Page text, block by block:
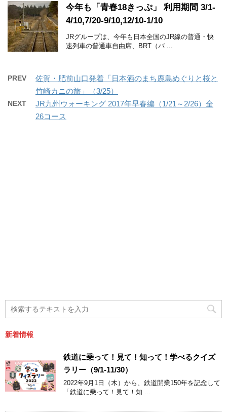
今年も「青春18きっぷ」 利用期間 3/1-
4/10,7/20-9/10,12/10-1/10
JRグループは、今年も日本全国のJR線の普通・快
速列車の普通車自由席、BRT（バ ...
PREV
佐賀・肥前山口発着「日本酒のまち鹿島めぐりと桜と
竹崎カニの旅」（3/25）
NEXT
JR九州ウォーキング 2017年早春編（1/21～2/26）全
26コース
新着情報
鉄道に乗って！見て！知って！学べるクイズ
ラリー（9/1-11/30）
2022年9月1日（木）から、鉄道開業150年を記念して
「鉄道に乗って！見て！知 ...